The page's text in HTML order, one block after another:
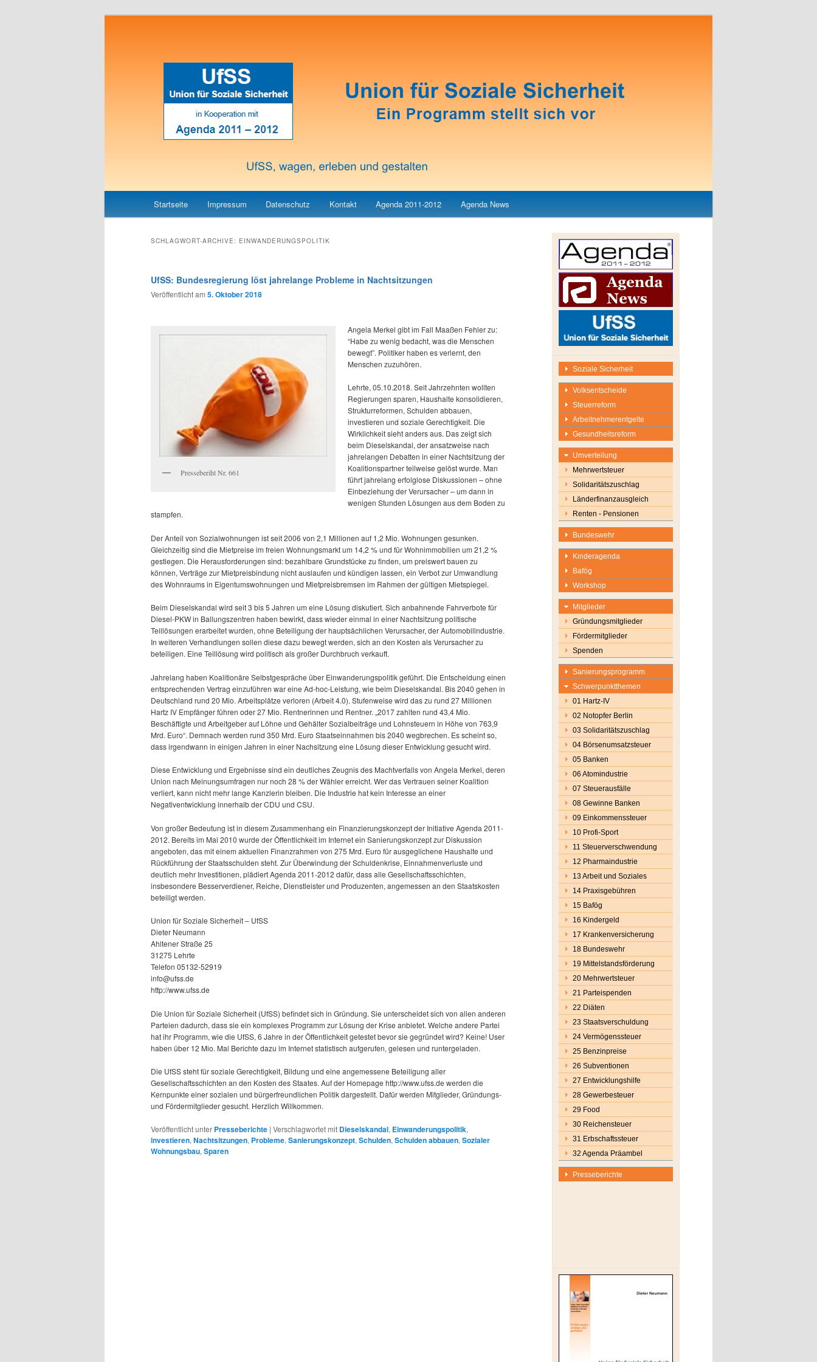
UfSS
Zum
Zum
Startseite Impressum Datenschutz Kontakt Agenda 2011-2012 Agenda News
SCHLAGWORT-ARCHIVE: EINWANDERUNGSPOLITIK
UfSS: Bundesregierung löst jahrelange Probleme in Nachtsitzungen
Veröffentlicht am 5. Oktober 2018
Presseberiht Nr. 661
Angela Merkel gibt im Fall Maaßen Fehler zu:
“Habe zu wenig bedacht, was die Menschen
bewegt”. Politiker haben es verlernt, den
Menschen zuzuhören.
Lehrte, 05.10.2018. Seit Jahrzehnten wollten
Regierungen sparen, Haushalte konsolidieren,
Strukturreformen, Schulden abbauen,
investieren und soziale Gerechtigkeit. Die
Wirklichkeit sieht anders aus. Das zeigt sich
beim Dieselskandal, der ansatzweise nach
jahrelangen Debatten in einer Nachtsitzung der
Koalitionspartner teilweise gelöst wurde. Man
führt jahrelang erfolglose Diskussionen – ohne
Einbeziehung der Verursacher – um dann in
wenigen Stunden Lösungen aus dem Boden zu
stampfen.
Der Anteil von Sozialwohnungen ist seit 2006 von 2,1 Millionen auf 1,2 Mio. Wohnungen gesunken.
Gleichzeitig sind die Mietpreise im freien Wohnungsmarkt um 14,2 % und für Wohnimmobilien um 21,2 %
gestiegen. Die Herausforderungen sind: bezahlbare Grundstücke zu finden, um preiswert bauen zu
können, Verträge zur Mietpreisbindung nicht auslaufen und kündigen lassen, ein Verbot zur Umwandlung
des Wohnraums in Eigentumswohnungen und Mietpreisbremsen im Rahmen der gültigen Mietspiegel.
Beim Dieselskandal wird seit 3 bis 5 Jahren um eine Lösung diskutiert. Sich anbahnende Fahrverbote für
Diesel-PKW in Ballungszentren haben bewirkt, dass wieder einmal in einer Nachtsitzung politische
Teillösungen erarbeitet wurden, ohne Beteiligung der hauptsächlichen Verursacher, der Automobilindustrie.
In weiteren Verhandlungen sollen diese dazu bewegt werden, sich an den Kosten als Verursacher zu
beteiligen. Eine Teillösung wird politisch als großer Durchbruch verkauft.
Jahrelang haben Koalitionäre Selbstgespräche über Einwanderungspolitik geführt. Die Entscheidung einen
entsprechenden Vertrag einzuführen war eine Ad-hoc-Leistung, wie beim Dieselskandal. Bis 2040 gehen in
Deutschland rund 20 Mio. Arbeitsplätze verloren (Arbeit 4.0). Stufenweise wird das zu rund 27 Millionen
Hartz IV Empfänger führen oder 27 Mio. Rentnerinnen und Rentner. „2017 zahlten rund 43,4 Mio.
Beschäftigte und Arbeitgeber auf Löhne und Gehälter Sozialbeiträge und Lohnsteuern in Höhe von 763,9
Mrd. Euro“. Demnach werden rund 350 Mrd. Euro Staatseinnahmen bis 2040 wegbrechen. Es scheint so,
dass irgendwann in einigen Jahren in einer Nachsitzung eine Lösung dieser Entwicklung gesucht wird.
Diese Entwicklung und Ergebnisse sind ein deutliches Zeugnis des Machtverfalls von Angela Merkel, deren
Union nach Meinungsumfragen nur noch 28 % der Wähler erreicht. Wer das Vertrauen seiner Koalition
verliert, kann nicht mehr lange Kanzlerin bleiben. Die Industrie hat kein Interesse an einer
Negativentwicklung innerhalb der CDU und CSU.
Von großer Bedeutung ist in diesem Zusammenhang ein Finanzierungskonzept der Initiative Agenda 2011-
2012. Bereits im Mai 2010 wurde der Öffentlichkeit im Internet ein Sanierungskonzept zur Diskussion
angeboten, das mit einem aktuellen Finanzrahmen von 275 Mrd. Euro für ausgeglichene Haushalte und
Rückführung der Staatsschulden steht. Zur Überwindung der Schuldenkrise, Einnahmenverluste und
deutlich mehr Investitionen, plädiert Agenda 2011-2012 dafür, dass alle Gesellschaftsschichten,
insbesondere Besserverdiener, Reiche, Dienstleister und Produzenten, angemessen an den Staatskosten
beteiligt werden.
Union für Soziale Sicherheit – UfSS
Dieter Neumann
Ahltener Straße 25
31275 Lehrte
Telefon 05132-52919
info@ufss.de
http://www.ufss.de
Die Union für Soziale Sicherheit (UfSS) befindet sich in Gründung. Sie unterscheidet sich von allen anderen
Parteien dadurch, dass sie ein komplexes Programm zur Lösung der Krise anbietet. Welche andere Partei
hat ihr Programm, wie die UfSS, 6 Jahre in der Öffentlichkeit getestet bevor sie gegründet wird? Keine! User
haben über 12 Mio. Mal Berichte dazu im Internet statistisch aufgerufen, gelesen und runtergeladen.
Die UfSS steht für soziale Gerechtigkeit, Bildung und eine angemessene Beteiligung aller
Gesellschaftsschichten an den Kosten des Staates. Auf der Homepage http://www.ufss.de werden die
Kernpunkte einer sozialen und bürgerfreundlichen Politik dargestellt. Dafür werden Mitglieder, Gründungs-
und Fördermitglieder gesucht. Herzlich Willkommen.
Veröffentlicht unter Presseberichte | Verschlagwortet mit Dieselskandal, Einwanderungspolitik,
investieren, Nachtsitzungen, Probleme, Sanierungskonzept, Schulden, Schulden abbauen, Sozialer
Wohnungsbau, Sparen
Soziale Sicherheit
Volksentscheide
Steuerreform
Arbeitnehmerentgelte
Gesundheitsreform
Umverteilung
Mehrwertsteuer
Solidaritätszuschlag
Länderfinanzausgleich
Renten - Pensionen
Bundeswehr
Kinderagenda
Bafög
Workshop
Mitglieder
Gründungsmitglieder
Fördermitglieder
Spenden
Sanierungsprogramm
Schwerpunktthemen
01 Hartz-IV
02 Notopfer Berlin
03 Solidaritätszuschlag
04 Börsenumsatzsteuer
05 Banken
06 Atomindustrie
07 Steuerausfälle
08 Gewinne Banken
09 Einkommenssteuer
10 Profi-Sport
11 Steuerverschwendung
12 Pharmaindustrie
13 Arbeit und Soziales
14 Praxisgebühren
15 Bafög
16 Kindergeld
17 Krankenversicherung
18 Bundeswehr
19 Mittelstandsförderung
20 Mehrwertsteuer
21 Parteispenden
22 Diäten
23 Staatsverschuldung
24 Vermögenssteuer
25 Benzinpreise
26 Subventionen
27 Entwicklungshilfe
28 Gewerbesteuer
29 Food
30 Reichensteuer
31 Erbschaftssteuer
32 Agenda Präambel
Presseberichte